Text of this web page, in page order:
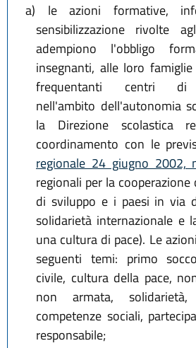
a) le azioni formative,
sensibilizzazione rivolte
adempiono l'obbligo
insegnanti, alle loro
frequentanti centri di
nell'ambito dell'autonomia
la Direzione scolastica
coordinamento con le
regionale 24 giugno 2002,
regionali per la
di sviluppo e i paesi in via
solidarietà internazionale e
una cultura di pace). Le
seguenti temi: primo
civile, cultura della pace,
non armata,
competenze sociali,
responsabile;